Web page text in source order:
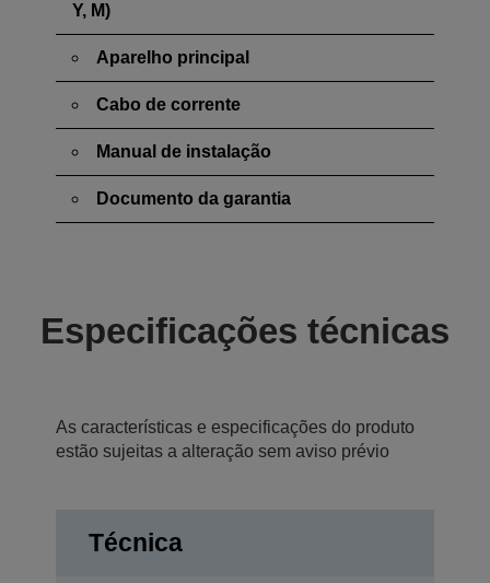
Y, M)
Aparelho principal
Cabo de corrente
Manual de instalação
Documento da garantia
Especificações técnicas
As características e especificações do produto
estão sujeitas a alteração sem aviso prévio
Técnica